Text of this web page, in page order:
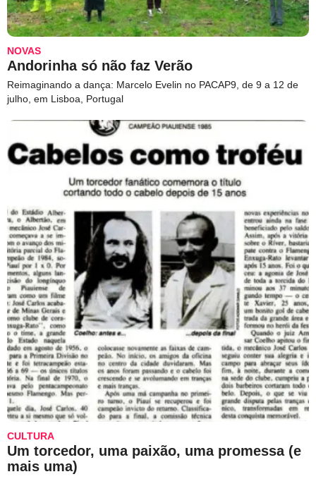
NOVAS
Andorinha só não faz Verão
Reimaginando a dança: Marcelo Evelin no PACAP9, de 9 a 12 de
julho, em Lisboa, Portugal
CULTURA
Um torcedor, uma paixão, uma promessa (e
mais uma)